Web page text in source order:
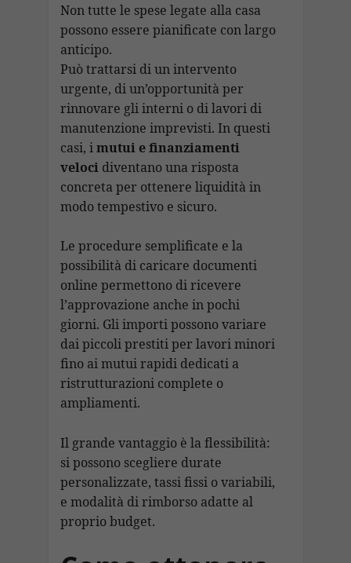
Non tutte le spese legate alla casa
possono essere pianificate con largo
anticipo.
Può trattarsi di un intervento
urgente, di un’opportunità per
rinnovare gli interni o di lavori di
manutenzione imprevisti. In questi
casi, imutui e finanziamenti
velocidiventano una risposta
concreta per ottenere liquidità in
modo tempestivo e sicuro.
Le procedure semplificate e la
possibilità di caricare documenti
online permettono di ricevere
l’approvazione anche in pochi
giorni. Gli importi possono variare
dai piccoli prestiti per lavori minori
fino ai mutui rapidi dedicati a
ristrutturazioni complete o
ampliamenti.
Il grande vantaggio è la flessibilità:
si possono scegliere durate
personalizzate, tassi fissi o variabili,
e modalità di rimborso adatte al
proprio budget.